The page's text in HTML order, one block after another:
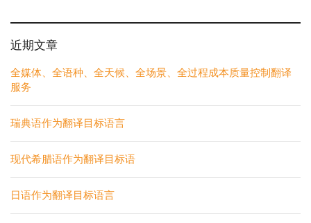
近期文章
全媒体、全语种、全天候、全场景、全过程成本质量控制翻译
服务
瑞典语作为翻译目标语言
现代希腊语作为翻译目标语
日语作为翻译目标语言